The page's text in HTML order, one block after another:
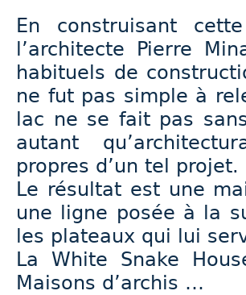
En construisant
l’architecte Pierre
habituels de
ne fut pas simple à
lac ne se fait pas
autant
propres d’un tel projet.
Le résultat est une
une ligne posée à la
les plateaux qui lui
La White Snake
Maisons d’archis …